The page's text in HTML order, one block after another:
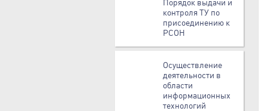
Порядок выдачи и
контроля ТУ по
присоединению к
РСОН
Осуществление
деятельности в
области
информационных
технологий